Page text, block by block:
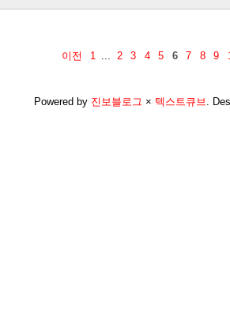
이전 1 2 3 4 5 6 7 8 9
Powered by 진보블로그 × 텍스트큐브